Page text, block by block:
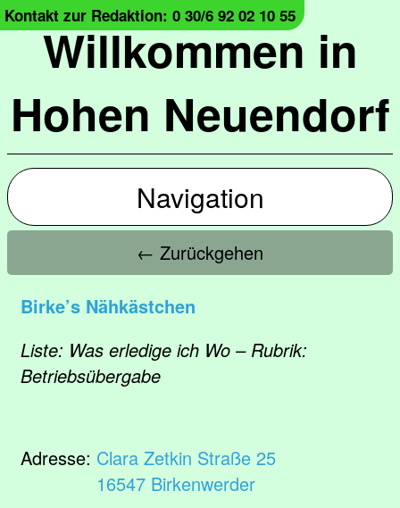
Willkommen in
Hohen Neuendorf
Kontakt zur Redaktion: 0 30/6 92 02 10 55
Navigation
← Zurückgehen
Birke’s Nähkästchen
Liste: Was erledige ich Wo – Rubrik:
Betriebsübergabe
Adresse: Clara Zetkin Straße 25
16547 Birkenwerder